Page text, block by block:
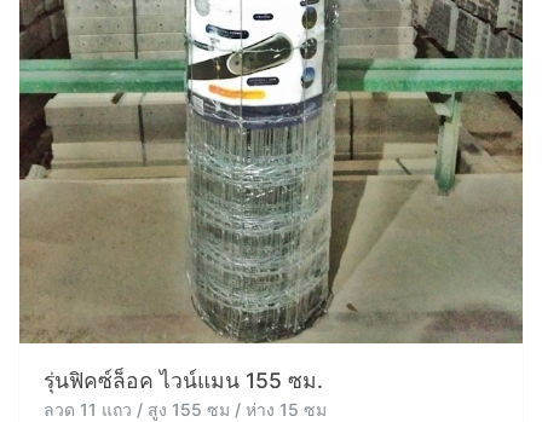
รุ่นฟิคซ์ล็อค ไวน์แมน 155 ซม.
ลวด 11 แถว / สูง 155 ซม / ห่าง 15 ซม